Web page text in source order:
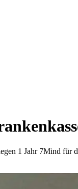
1 Jahr 7Mind für